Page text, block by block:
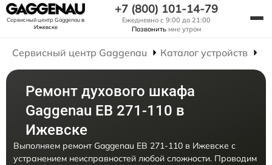
Сервисный центр Gaggenauв
Ижевске
+7 (800) 101-14-79
Ежедневно с 9:00 до 21:00
Позвонить мне утром
Сервисный центр Gaggenau Каталог устройств
Ремонт духового шкафа
Gaggenau EB 271-110 в
Ижевске
Выполняем ремонт Gaggenau EB 271-110 в Ижевске с
устранением неисправностей любой сложности. Проводим